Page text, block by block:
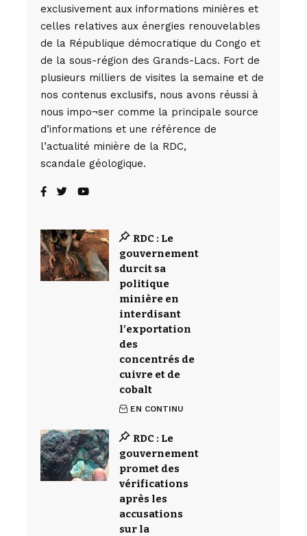
exclusivement aux informations minières et
celles relatives aux énergies renouvelables
de la République démocratique du Congo et
de la sous-région des Grands-Lacs. Fort de
plusieurs milliers de visites la semaine et de
nos contenus exclusifs, nous avons réussi à
nous impo¬ser comme la principale source
d’informations et une référence de
l’actualité minière de la RDC,
scandale géologique.
RDC : Le
gouvernement
durcit sa
politique
minière en
interdisant
l’exportation
des
concentrés de
cuivre et de
cobalt
EN CONTINU
RDC : Le
gouvernement
promet des
vérifications
après les
accusations
sur la